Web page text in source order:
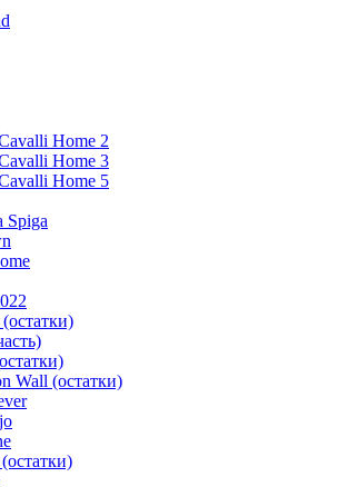
Home 2
Home 3
Home 5
Spiga
Wall (остатки)